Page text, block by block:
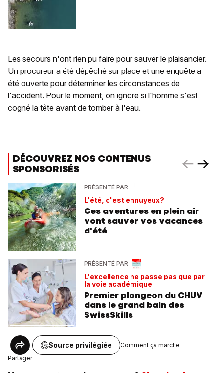
Les secours n'ont rien pu faire pour sauver le plaisancier.
Un procureur a été dépêché sur place et une enquête a
été ouverte pour déterminer les circonstances de
l'accident. Pour le moment, on ignore si l'homme s'est
cogné la tête avant de tomber à l'eau.
DÉCOUVREZ NOS CONTENUS
SPONSORISÉS
PRÉSENTÉ PAR
L'été, c'est ennuyeux?
Ces aventures en plein air
vont sauver vos vacances
d'été
PRÉSENTÉ PAR
L'excellence ne passe pas que par
la voie académique
Premier plongeon du CHUV
dans le grand bain des
SwissSkills
Partager
Source privilégiée Comment ça marche